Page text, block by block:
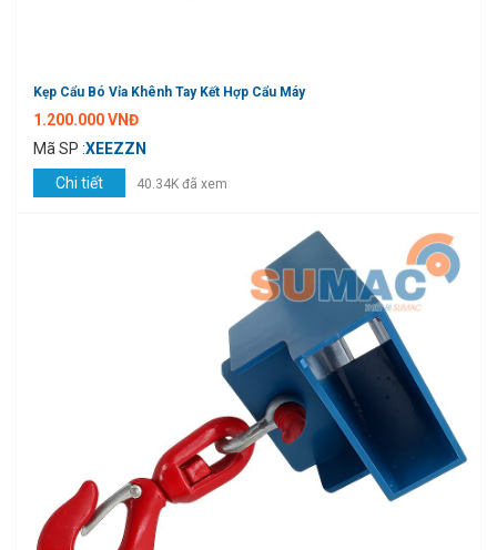
Kẹp Cẩu Bó Vỉa Khênh Tay Kết Hợp Cẩu Máy
1.200.000 VNĐ
Mã SP :XEEZZN
Chi tiết
40.34K đã xem